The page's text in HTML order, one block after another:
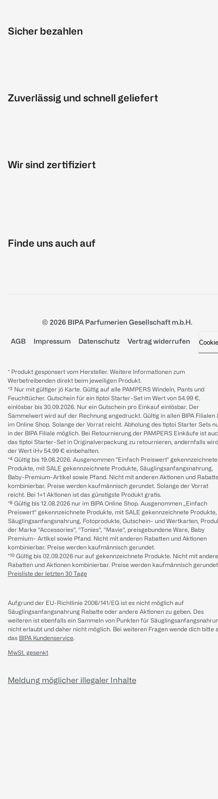
Sicher bezahlen
Zuverlässig und schnell geliefert
Wir sind zertifiziert
Finde uns auch auf
© 2026 BIPA Parfumerien Gesellschaft m.b.H.
AGB Impressum Datenschutz Vertrag widerrufen
* Produkt gesponsert vom Hersteller. Weitere Informationen zum
Werbetreibenden direkt beim jeweiligen Produkt.
*³ Nur mit gültiger jö Karte. Gültig auf alle PAMPERS Windeln, Pants und
Feuchttücher. Gutschein für ein tiptoi Starter-Set im Wert von 54.99 €,
einlösbar bis 30.09.2026. Nur ein Gutschein pro Einkauf einlösbar. Der
Sammelwert wird auf der Rechnung angedruckt. Gültig in allen BIPA Filialen
im Online Shop. Solange der Vorrat reicht. Abholung des tiptoi Starter Sets
in der BIPA Filiale möglich. Bei Retournierung der PAMPERS Einkäufe ist
das tiptoi Starter-Set in Originalverpackung zu retournieren, andernfalls wird
der Wert iHv 54.99 € einbehalten.
*⁴ Gültig bis 19.08.2026. Ausgenommen "Einfach Preiswert" gekennzeichnete
Produkte, mit SALE gekennzeichnete Produkte, Säuglingsanfangsnahrung,
Baby-Premium-Artikel sowie Pfand. Nicht mit anderen Aktionen und
kombinierbar. Preise werden kaufmännisch gerundet. Solange der Vorrat
reicht. Bei 1+1 Aktionen ist das günstigste Produkt gratis.
*⁸ Gültig bis 12.08.2026 nur im BIPA Online Shop. Ausgenommen „Einfach
Preiswert“ gekennzeichnete Produkte, mit SALE gekennzeichnete Produkte,
Säuglingsanfangsnahrung, Fotoprodukte, Gutschein- und Wertkarten,
der Marke “Accessories“, “Tonies“, “Mavie“, preisgebundene Ware, Baby
Premium- Artikel sowie Pfand. Nicht mit anderen Rabatten und Aktionen
kombinierbar. Preise werden kaufmännisch gerundet.
*¹⁰ Gültig bis 02.09.2026 nur auf gekennzeichnete Produkte. Nicht mit
Rabatten und Aktionen kombinierbar. Preise werden kaufmännisch
Preisliste der letzten 30 Tage
Aufgrund der EU-Richtlinie 2006/141/EG ist es nicht möglich auf
Säuglingsanfangsnahrung Rabatte oder andere Aktionen zu geben. Des
weiteren ist ebenfalls ein Sammeln von Punkten für
nicht erlaubt und daher nicht möglich. Bei weiteren Fragen wende dich bitte
das BIPA Kundenservice.
MwSt. gesenkt
Meldung möglicher illegaler Inhalte